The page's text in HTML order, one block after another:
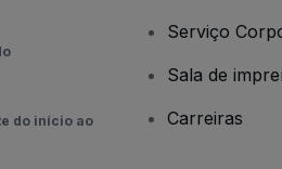
do início ao
Serviço
Sala de
Carreiras